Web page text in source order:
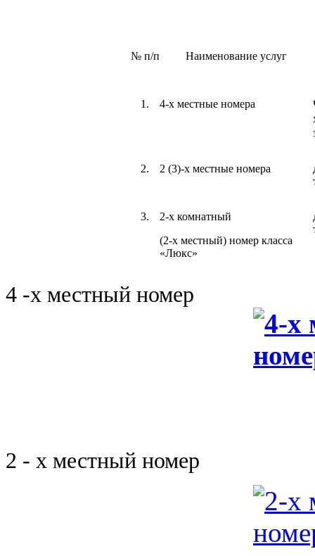
№ п/п Наименование услуг
1. 4-х местные номера
2. 2 (3)-х местные номера
3.
2-х комнатный
(2-х местный) номер класса
«Люкс»
4 -х местный номер
2 - х местный номер